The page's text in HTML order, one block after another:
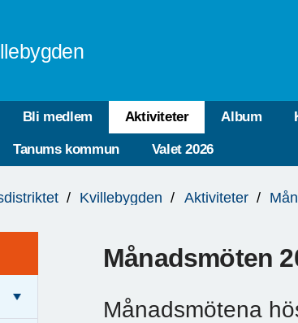
Bli medlem Aktiviteter Album
Tanums kommun Valet 2026
Kvillebygden Aktiviteter
Månadsmöten
Månadsmötena